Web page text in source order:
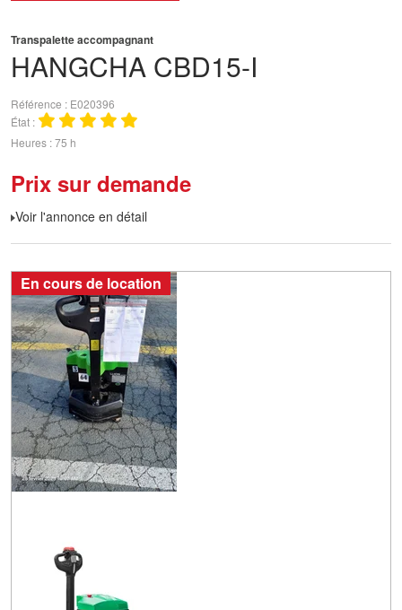
HANGCHA CBD15-I
Transpalette accompagnant
Référence
E020396
État
Heures 75 h
Prix sur demande
Voir l'annonce en détail
En cours de location